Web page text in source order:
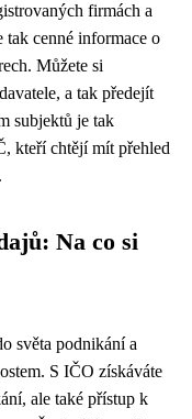
firmách a
cenné informace o
Můžete si
a tak předejít
subjektů je tak
kteří chtějí mít přehled
Na co si
světa podnikání a
S IČO získáváte
ale také přístup k